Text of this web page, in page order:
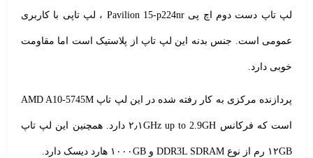
لپ تاپ دست دوم اچ پی Pavilion 15-p224nr ، لپ تاپی با کاربری
عمومی است. جنس بدنه این لپ تاپ از پلاستیک است اما مقاومت
خوبی دارد.
پردازنده مرکزی به کار رفته شده در این لپ تاپ AMD A10-5745M
است که فرکانس ۲٫۱GHz up to 2.9GH دارد. همچنین این لپ تاپ
۱۲GB رم از نوع DDR3L SDRAM و ۱۰۰۰GB هارد دیسک دارد.